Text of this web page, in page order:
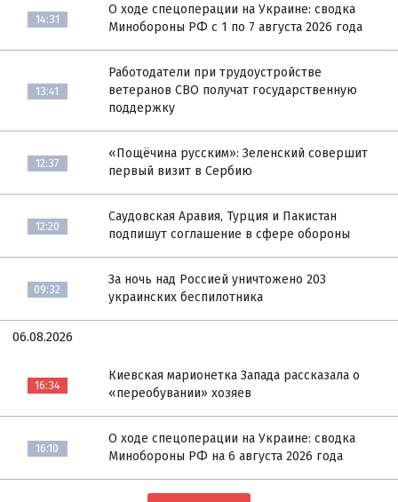
14:31
О ходе спецоперации на Украине: сводка
Минобороны РФ с 1 по 7 августа 2026 года
13:41
Работодатели при трудоустройстве
ветеранов СВО получат государственную
поддержку
12:37
«Пощёчина русским»: Зеленский совершит
первый визит в Сербию
12:20
Саудовская Аравия, Турция и Пакистан
подпишут соглашение в сфере обороны
09:32
За ночь над Россией уничтожено 203
украинских беспилотника
06.08.2026
16:34
Киевская марионетка Запада рассказала о
«переобувании» хозяев
16:10
О ходе спецоперации на Украине: сводка
Минобороны РФ на 6 августа 2026 года